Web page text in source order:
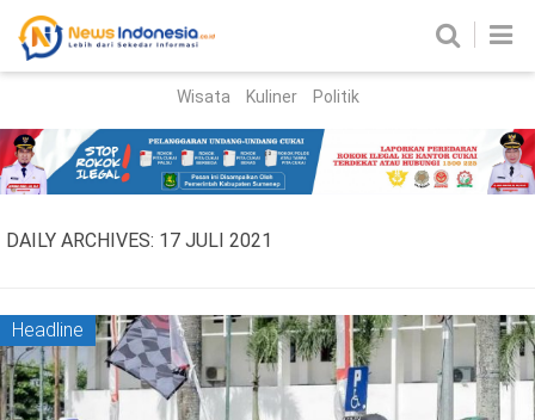
Parlemen
Nasional
Peristiwa
Wisata Kuliner Politik
DAILY ARCHIVES: 17 JULI 2021
Headline